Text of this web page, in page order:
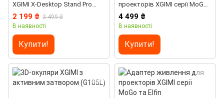
XGIMI X-Desktop Stand Pro
(D183S)
2 199 ₴ 3 499 ₴
В наявності
Купити!
проекторів XGIMI серії MoGo
та Halo (D185S)
4 499 ₴
В наявності
Купити!